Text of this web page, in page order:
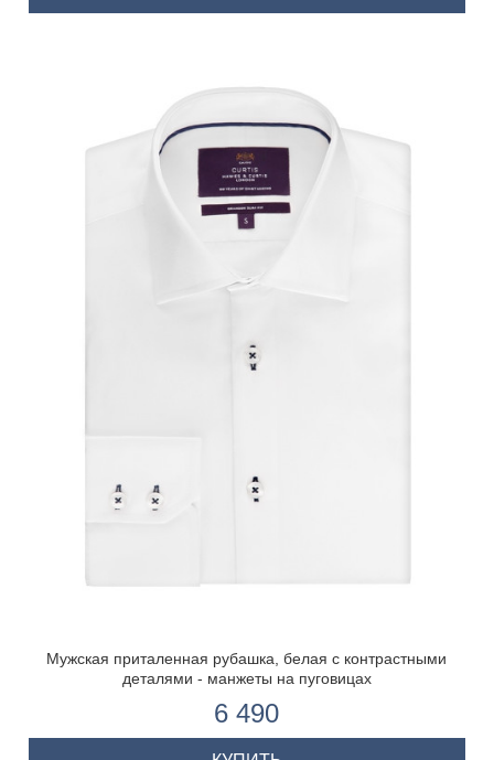
Мужская приталенная рубашка, белая с контрастными
деталями - манжеты на пуговицах
6 490